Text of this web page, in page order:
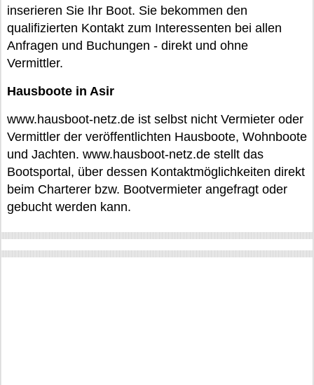
inserieren Sie Ihr Boot. Sie bekommen den
qualifizierten Kontakt zum Interessenten bei allen
Anfragen und Buchungen - direkt und ohne
Vermittler.
Hausboote in Asir
www.hausboot-netz.de ist selbst nicht Vermieter oder
Vermittler der veröffentlichten Hausboote, Wohnboote
und Jachten. www.hausboot-netz.de stellt das
Bootsportal, über dessen Kontaktmöglichkeiten direkt
beim Charterer bzw. Bootvermieter angefragt oder
gebucht werden kann.